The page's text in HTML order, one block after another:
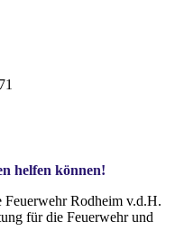
helfen können!
Rodheim v.d.H.
für die Feuerwehr und